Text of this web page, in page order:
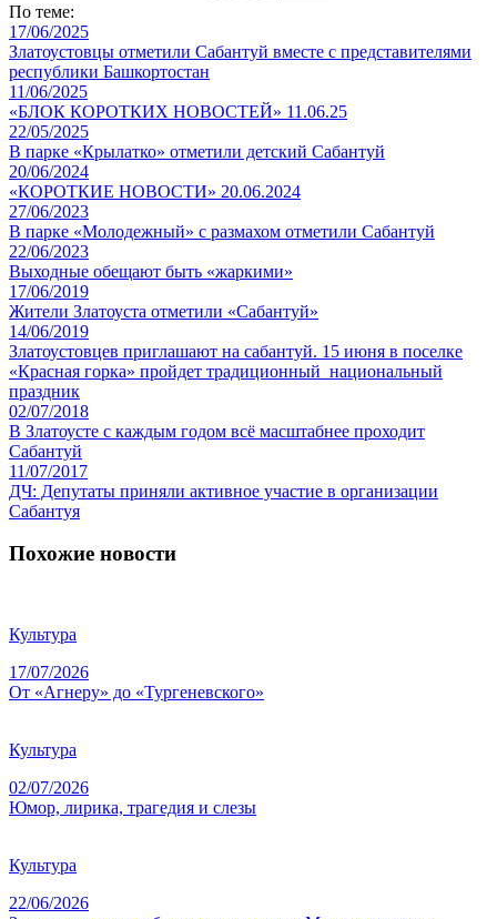
По теме:
17/06/2025
Златоустовцы отметили Сабантуй вместе с представителями
республики Башкортостан
11/06/2025
«БЛОК КОРОТКИХ НОВОСТЕЙ» 11.06.25
22/05/2025
В парке «Крылатко» отметили детский Сабантуй
20/06/2024
«КОРОТКИЕ НОВОСТИ» 20.06.2024
27/06/2023
В парке «Молодежный» с размахом отметили Сабантуй
22/06/2023
Выходные обещают быть «жаркими»
17/06/2019
Жители Златоуста отметили «Сабантуй»
14/06/2019
Златоустовцев приглашают на сабантуй. 15 июня в поселке
«Красная горка» пройдет традиционный национальный
праздник
02/07/2018
В Златоусте с каждым годом всё масштабнее проходит
Сабантуй
11/07/2017
ДЧ: Депутаты приняли активное участие в организации
Сабантуя
Похожие новости
Культура
17/07/2026
От «Агнеру» до «Тургеневского»
Культура
02/07/2026
Юмор, лирика, трагедия и слезы
Культура
22/06/2026